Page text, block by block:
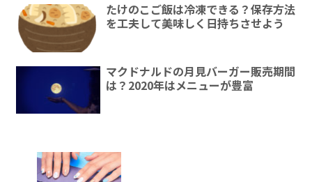
たけのこご飯は冷凍できる？保存方法
を工夫して美味しく日持ちさせよう
マクドナルドの月見バーガー販売期間
は？2020年はメニューが豊富